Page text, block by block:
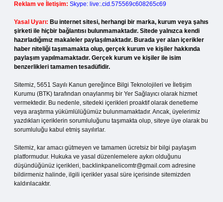
Reklam ve İletişim: Skype: live:.cid.575569c608265c69
Yasal Uyarı: Bu internet sitesi, herhangi bir marka, kurum veya şahıs
şirketi ile hiçbir bağlantısı bulunmamaktadır. Sitede yalnızca kendi
hazırladığımız makaleler paylaşılmaktadır. Burada yer alan içerikler
haber niteliği taşımamakta olup, gerçek kurum ve kişiler hakkında
paylaşım yapılmamaktadır. Gerçek kurum ve kişiler ile isim
benzerlikleri tamamen tesadüfidir.
Sitemiz, 5651 Sayılı Kanun gereğince Bilgi Teknolojileri ve İletişim
Kurumu (BTK) tarafından onaylanmış bir Yer Sağlayıcı olarak hizmet
vermektedir. Bu nedenle, sitedeki içerikleri proaktif olarak denetleme
veya araştırma yükümlülüğümüz bulunmamaktadır. Ancak, üyelerimiz
yazdıkları içeriklerin sorumluluğunu taşımakta olup, siteye üye olarak bu
sorumluluğu kabul etmiş sayılırlar.
Sitemiz, kar amacı gütmeyen ve tamamen ücretsiz bir bilgi paylaşım
platformudur. Hukuka ve yasal düzenlemelere aykırı olduğunu
düşündüğünüz içerikleri, backlinkpanelicomtr@gmail.com adresine
bildirmeniz halinde, ilgili içerikler yasal süre içerisinde sitemizden
kaldırılacaktır.